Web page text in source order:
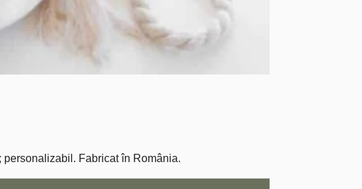
personalizabil. Fabricat în România.